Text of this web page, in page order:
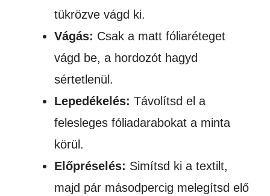
tükrözve vágd ki.
Vágás: Csak a matt fóliaréteget
vágd be, a hordozót hagyd
sértetlenül.
Lepedékelés: Távolítsd el a
felesleges fóliadarabokat a minta
körül.
Előpréselés: Simítsd ki a textilt,
majd pár másodpercig melegítsd elő